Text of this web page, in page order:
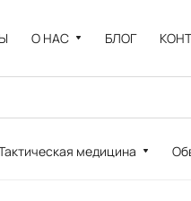
О НАС БЛОГ
медицина